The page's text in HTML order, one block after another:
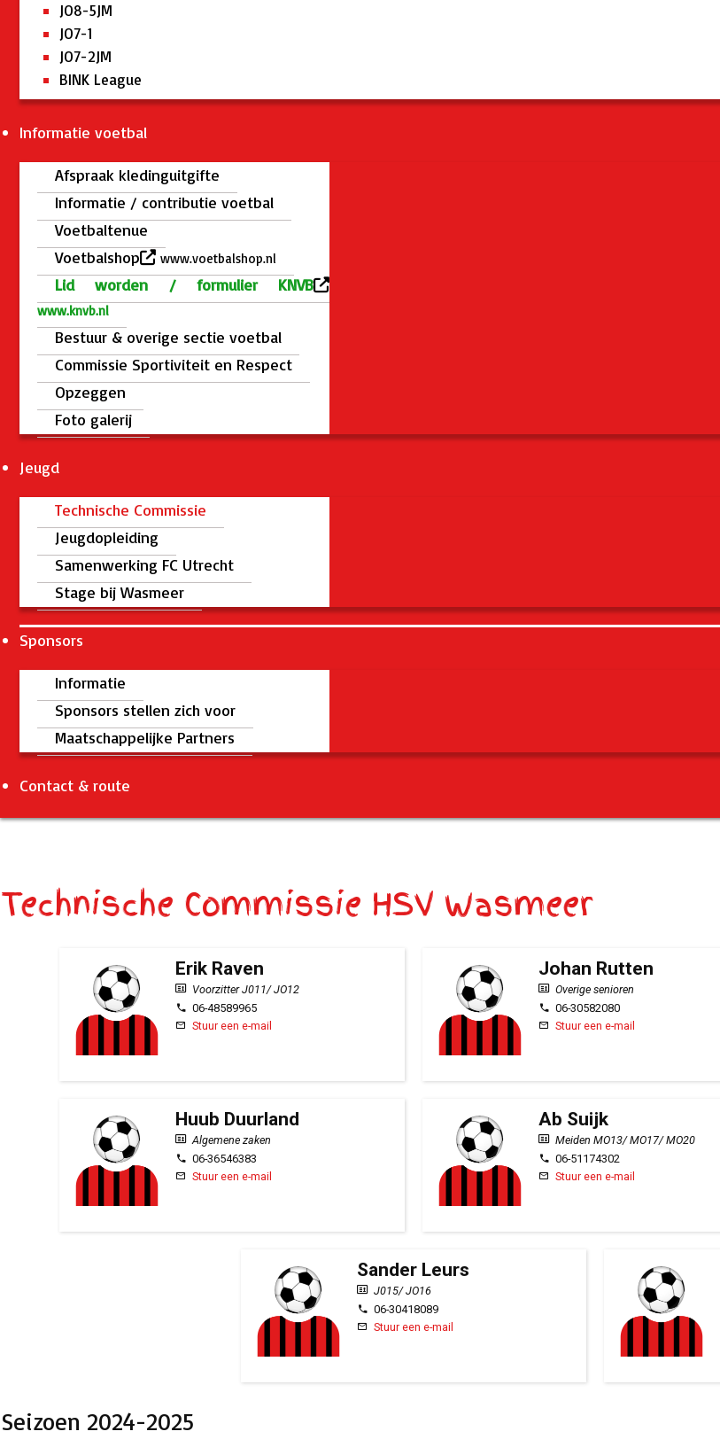
JO8-5JM
JO7-1
JO7-2JM
BINK League
Informatie voetbal
Afspraak kledinguitgifte
Informatie / contributie voetbal
Voetbaltenue
Voetbalshop
www.voetbalshop.nl
Lid worden / formulier KNVB
www.knvb.nl
Bestuur & overige sectie voetbal
Commissie Sportiviteit en Respect
Opzeggen
Foto galerij
Jeugd
Technische Commissie
Jeugdopleiding
Samenwerking FC Utrecht
Stage bij Wasmeer
Sponsors
Informatie
Sponsors stellen zich voor
Maatschappelijke Partners
Contact & route
Technische Commissie HSV Wasmeer
Erik Raven
Voorzitter J011/ JO12
06-48589965
Stuur een e-mail
Johan Rutten
Overige senioren
06-30582080
Stuur een e-mail
Huub Duurland
Algemene zaken
06-36546383
Stuur een e-mail
Ab Suijk
Meiden MO13/ MO17/ MO20
06-51174302
Stuur een e-mail
Sander Leurs
J015/ JO16
06-30418089
Stuur een e-mail
Seizoen 2024-2025